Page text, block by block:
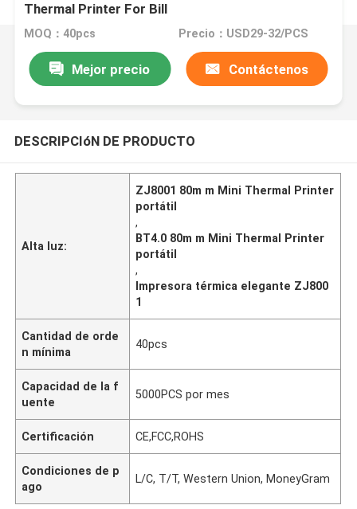
Thermal Printer For Bill
MOQ：40pcs Precio：USD29-32/PCS
Mejor precio Contáctenos
DESCRIPCIóN DE PRODUCTO
Alta luz:
ZJ8001 80m m Mini Thermal Printer
portátil
,
BT4.0 80m m Mini Thermal Printer
portátil
,
Impresora térmica elegante ZJ800
1
Cantidad de orde
n mínima
40pcs
Capacidad de la f
uente
5000PCS por mes
Certificación CE,FCC,ROHS
Condiciones de p
ago
L/C, T/T, Western Union, MoneyGram